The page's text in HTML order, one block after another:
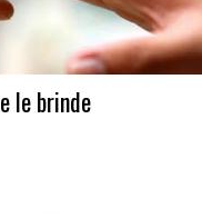
le brinde